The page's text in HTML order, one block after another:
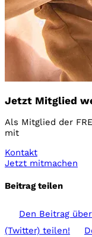
Jetzt Mitglied
Als Mitglied der
mit
Kontakt
Jetzt mitmachen
Beitrag teilen
Den Beitrag über
(Twitter) teilen!